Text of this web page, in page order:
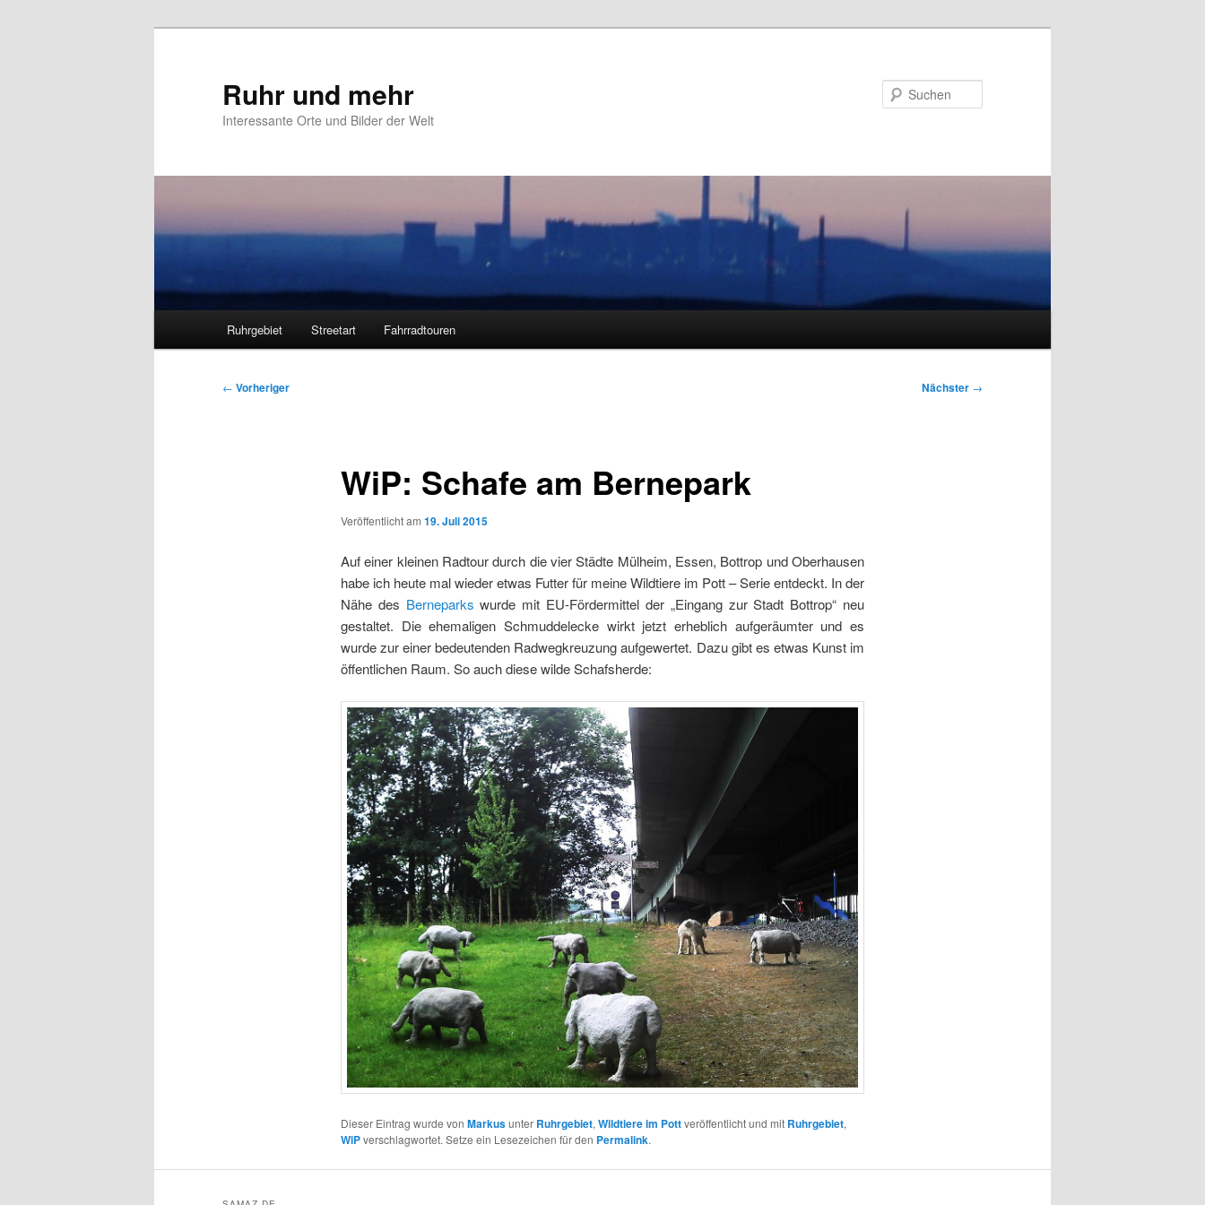
Ruhr und mehr
Interessante Orte und Bilder der Welt
Ruhrgebiet Streetart Fahrradtouren
Beitragsnavigation
← Vorheriger Nächster →
WiP: Schafe am Bernepark
Veröffentlicht am 19. Juli 2015
Auf einer kleinen Radtour durch die vier Städte Mülheim, Essen, Bottrop und Oberhausen
habe ich heute mal wieder etwas Futter für meine Wildtiere im Pott – Serie entdeckt. In der
Nähe des Berneparks wurde mit EU-Fördermittel der „Eingang zur Stadt Bottrop“ neu
gestaltet. Die ehemaligen Schmuddelecke wirkt jetzt erheblich aufgeräumter und es
wurde zur einer bedeutenden Radwegkreuzung aufgewertet. Dazu gibt es etwas Kunst im
öffentlichen Raum. So auch diese wilde Schafsherde:
Dieser Eintrag wurde von Markusunter Ruhrgebiet, Wildtiere im Pottveröffentlicht und mit Ruhrgebiet,
WiPverschlagwortet. Setze ein Lesezeichen für den Permalink.